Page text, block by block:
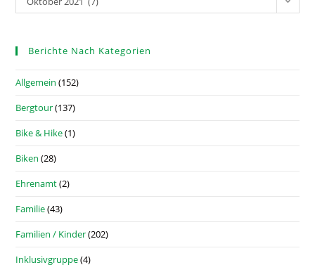
Berichte Nach Kategorien
Allgemein (152)
Bergtour(137)
Bike & Hike(1)
Biken (28)
Ehrenamt(2)
Familie(43)
Familien / Kinder(202)
Inklusivgruppe(4)